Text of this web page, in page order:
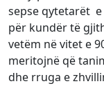
sepse qytetarët
për kundër të
vetëm në vitet e
meritojnë që
dhe rruga e